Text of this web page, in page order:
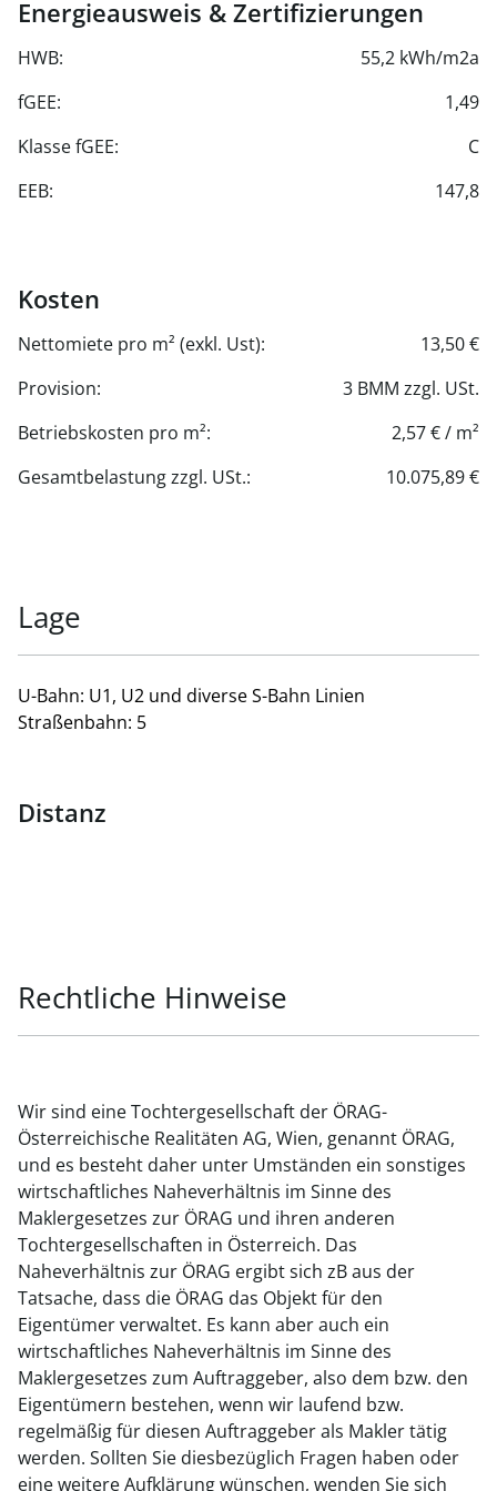
Energieausweis & Zertifizierungen
HWB:
55,2 kWh/m2a
fGEE:
1,49
Klasse fGEE:
C
EEB:
147,8
Kosten
Nettomiete pro m² (exkl. Ust):
13,50 €
Provision:
3 BMM zzgl. USt.
Betriebskosten pro m²:
2,57 € / m²
Gesamtbelastung zzgl. USt.:
10.075,89 €
Lage
U-Bahn: U1, U2 und diverse S-Bahn Linien
Straßenbahn: 5
Distanz
Rechtliche Hinweise
Wir sind eine Tochtergesellschaft der ÖRAG-
Österreichische Realitäten AG, Wien, genannt ÖRAG,
und es besteht daher unter Umständen ein sonstiges
wirtschaftliches Naheverhältnis im Sinne des
Maklergesetzes zur ÖRAG und ihren anderen
Tochtergesellschaften in Österreich. Das
Naheverhältnis zur ÖRAG ergibt sich zB aus der
Tatsache, dass die ÖRAG das Objekt für den
Eigentümer verwaltet. Es kann aber auch ein
wirtschaftliches Naheverhältnis im Sinne des
Maklergesetzes zum Auftraggeber, also dem bzw. den
Eigentümern bestehen, wenn wir laufend bzw.
regelmäßig für diesen Auftraggeber als Makler tätig
werden. Sollten Sie diesbezüglich Fragen haben oder
eine weitere Aufklärung wünschen, wenden Sie sich